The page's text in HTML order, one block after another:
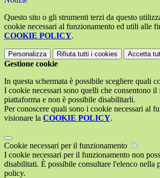
Questo sito o gli strumenti terzi da questo
cookie necessari al funzionamento ed utili alle
COOKIE POLICY.
Personalizza Rifiuta tutti i cookies Accetta
Gestione cookie
In questa schermata è possibile scegliere quali
I cookie necessari sono quelli che consentono il
piattaforma e non è possibile disabilitarli.
Per conoscere quali sono i cookie necessari al
visionare la COOKIE POLICY.
Cookie necessari per il funzionamento
I cookie necessari per il funzionamento non
disabilitati. È possibile consultare l'elenco nella
policy.